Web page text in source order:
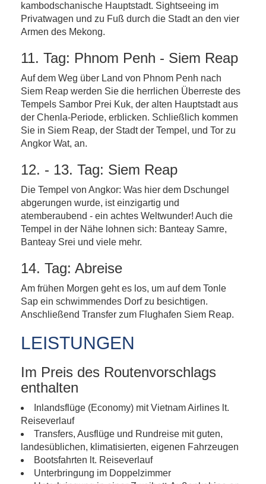
kambodschanische Hauptstadt. Sightseeing im
Privatwagen und zu Fuß durch die Stadt an den vier
Armen des Mekong.
11. Tag: Phnom Penh - Siem Reap
Auf dem Weg über Land von Phnom Penh nach
Siem Reap werden Sie die herrlichen Überreste des
Tempels Sambor Prei Kuk, der alten Hauptstadt aus
der Chenla-Periode, erblicken. Schließlich kommen
Sie in Siem Reap, der Stadt der Tempel, und Tor zu
Angkor Wat, an.
12. - 13. Tag: Siem Reap
Die Tempel von Angkor: Was hier dem Dschungel
abgerungen wurde, ist einzigartig und
atemberaubend - ein achtes Weltwunder! Auch die
Tempel in der Nähe lohnen sich: Banteay Samre,
Banteay Srei und viele mehr.
14. Tag: Abreise
Am frühen Morgen geht es los, um auf dem Tonle
Sap ein schwimmendes Dorf zu besichtigen.
Anschließend Transfer zum Flughafen Siem Reap.
LEISTUNGEN
Im Preis des Routenvorschlags
enthalten
Inlandsflüge (Economy) mit Vietnam Airlines lt.
Reiseverlauf
Transfers, Ausflüge und Rundreise mit guten,
landesüblichen, klimatisierten, eigenen Fahrzeugen
Bootsfahrten lt. Reiseverlauf
Unterbringung im Doppelzimmer